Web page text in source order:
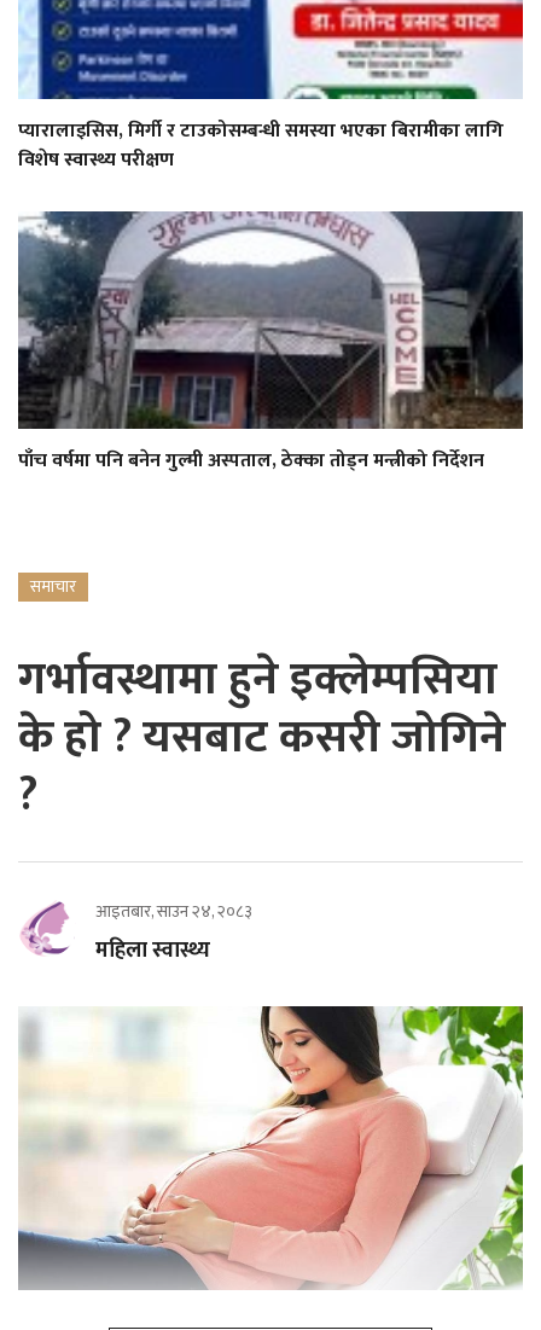
प्यारालाइसिस, मिर्गी र टाउकोसम्बन्धी समस्या भएका बिरामीका लागि
विशेष स्वास्थ्य परीक्षण
पाँच वर्षमा पनि बनेन गुल्मी अस्पताल, ठेक्का तोड्न मन्त्रीको निर्देशन
समाचार
गर्भावस्थामा हुने इक्लेम्पसिया
के हो ? यसबाट कसरी जोगिने
?
आइतबार, साउन २४, २०८३
महिला स्वास्थ्य